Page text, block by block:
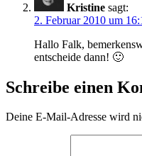
Kristine sagt:
2. Februar 2010 um
Hallo Falk,
entscheide dann! 🙂
Schreibe einen
Deine E-Mail-Adresse wird